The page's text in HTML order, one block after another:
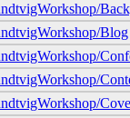
Blog